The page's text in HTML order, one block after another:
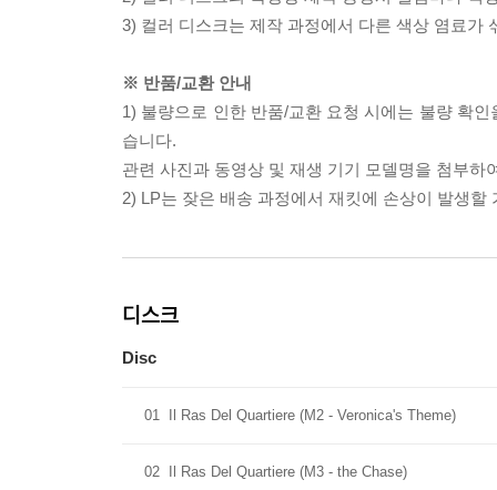
3) 컬러 디스크는 제작 과정에서 다른 색상 염료가
※ 반품/교환 안내
1) 불량으로 인한 반품/교환 요청 시에는 불량 확
습니다.
관련 사진과 동영상 및 재생 기기 모델명을 첨부하
2) LP는 잦은 배송 과정에서 재킷에 손상이 발생
디스크
Disc
01 Il Ras Del Quartiere (M2 - Veronica's Theme)
02 Il Ras Del Quartiere (M3 - the Chase)